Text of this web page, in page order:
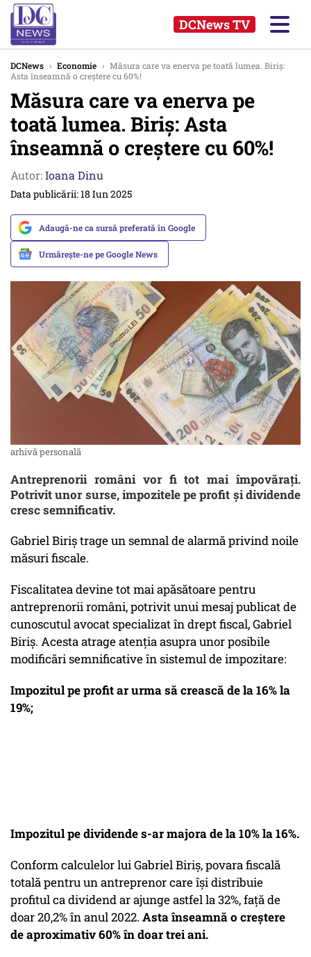
DCNews TV
DCNews › Economie › Măsura care va enerva pe toată lumea. Biriș:
Asta înseamnă o creștere cu 60%!
Măsura care va enerva pe
toată lumea. Biriș: Asta
înseamnă o creștere cu 60%!
Autor:Ioana Dinu
Data publicării: 18 Iun 2025
Adaugă-ne ca sursă preferată în Google
Urmărește-ne pe Google News
arhivă personală
Antreprenorii români vor fi tot mai împovărați.
Potrivit unor surse, impozitele pe profit și dividende
cresc semnificativ.
Gabriel Biriș trage un semnal de alarmă privind noile
măsuri fiscale.
Fiscalitatea devine tot mai apăsătoare pentru
antreprenorii români, potrivit unui mesaj publicat de
cunoscutul avocat specializat în drept fiscal, Gabriel
Biriș. Acesta atrage atenția asupra unor posibile
modificări semnificative în sistemul de impozitare:
Impozitul pe profit ar urma să crească de la 16% la
19%;
Impozitul pe dividende s-ar majora de la 10% la 16%.
Conform calculelor lui Gabriel Biriș, povara fiscală
totală pentru un antreprenor care își distribuie
profitul ca dividend ar ajunge astfel la 32%, față de
doar 20,2% în anul 2022. Asta înseamnă o creștere
de aproximativ 60% în doar trei ani.